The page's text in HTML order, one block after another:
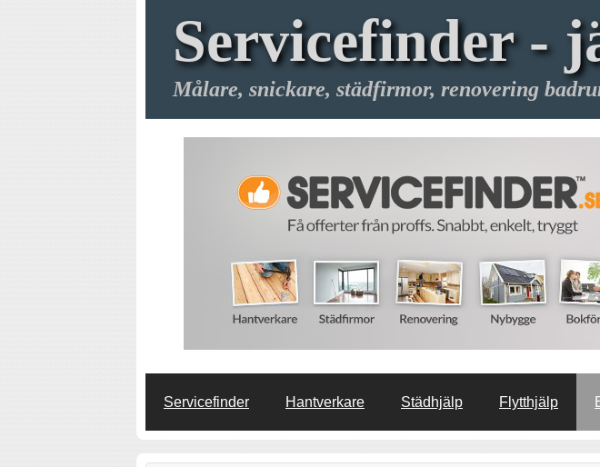
Servicefinder -
Målare, snickare, städfirmor, renovering
Servicefinder Hantverkare Städhjälp Flytthjälp